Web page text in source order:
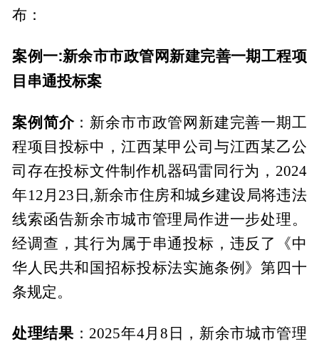
布：
案例一:新余市市政管网新建完善一期工程项
目串通投标案
案例简介 ：新余市市政管网新建完善一期工
程项目投标中，江西某甲公司与江西某乙公
司存在投标文件制作机器码雷同行为，2024
年12月23日,新余市住房和城乡建设局将违法
线索函告新余市城市管理局作进一步处理。
经调查，其行为属于串通投标，违反了《中
华人民共和国招标投标法实施条例》第四十
条规定。
处理结果 ：2025年4月8日，新余市城市管理